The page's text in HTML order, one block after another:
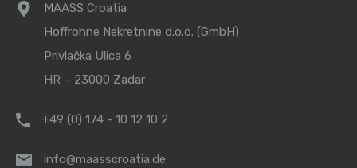
MAASS Croatia
Hoffrohne Nekretnine d.o.o. (GmbH)
Privlačka Ulica 6
HR – 23000 Zadar
+49 (0) 174 - 10 12 10 2
info@maasscroatia.de